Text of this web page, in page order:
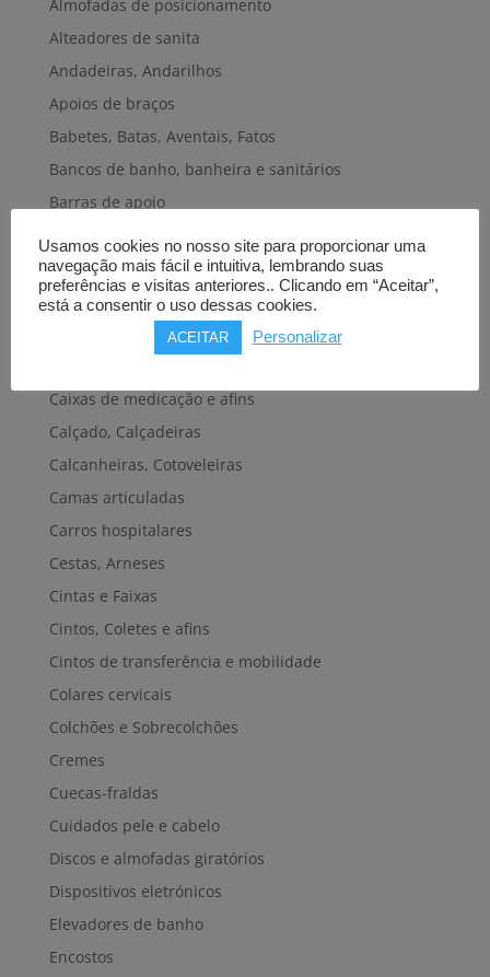
Almofadas de posicionamento
Alteadores de sanita
Andadeiras, Andarilhos
Apoios de braços
Babetes, Batas, Aventais, Fatos
Bancos de banho, banheira e sanitários
Barras de apoio
Bengalas, Canadianas e afins
Cadeiras de banho, banheira e sanitárias
Cadeiras de rodas elétricas
Cadeiras de rodas manuais
Caixas de medicação e afins
Calçado, Calçadeiras
Calcanheiras, Cotoveleiras
Camas articuladas
Carros hospitalares
Cestas, Arneses
Cintas e Faixas
Cintos, Coletes e afins
Cintos de transferência e mobilidade
Colares cervicais
Colchões e Sobrecolchões
Cremes
Cuecas-fraldas
Cuidados pele e cabelo
Discos e almofadas giratórios
Dispositivos eletrónicos
Elevadores de banho
Encostos
Usamos cookies no nosso site para proporcionar uma
navegação mais fácil e intuitiva, lembrando suas
preferências e visitas anteriores.. Clicando em “Aceitar”,
está a consentir o uso dessas cookies.
ACEITAR Personalizar